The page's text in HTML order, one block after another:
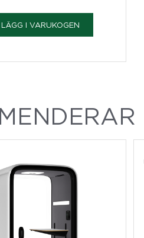
LÄGG I VARUKOGEN